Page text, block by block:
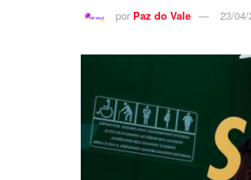
por Paz do Vale 23/04/